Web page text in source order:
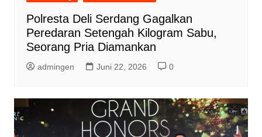
Polresta Deli Serdang Gagalkan
Peredaran Setengah Kilogram Sabu,
Seorang Pria Diamankan
admingen Juni 22, 2026 0